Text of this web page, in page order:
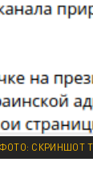
ФОТО: СКРИНШОТ